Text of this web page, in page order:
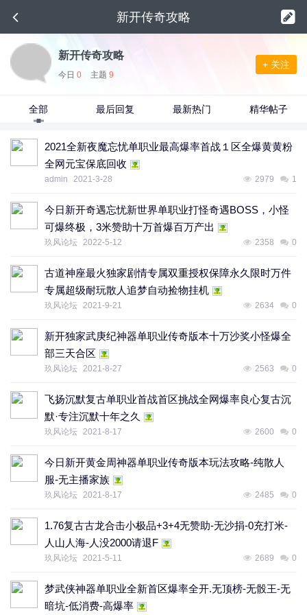
新开传奇攻略
新开传奇攻略
今日 0 主题 9
+ 关注
全部 最后回复 最新热门 精华帖子
2021全新夜魔忘忧单职业最高爆率首战１区全爆黄黄粉
全网元宝保底回收
admin 2021-3-28 2979 1
今日新开奇遇忘忧新世界单职业打怪奇遇BOSS，小怪
可爆终极，3米赞助十万首爆百万产出
玖风论坛 2022-5-12 2358 0
古道神座最火独家剧情专属双重授权保障永久限时万件
专属超级耐玩散人追梦自动捡物挂机
玖风论坛 2021-9-21 2634 0
新开独家武庚纪神器单职业传奇版本十万沙奖小怪爆全
部三天合区
玖风论坛 2021-8-27 2563 0
飞扬沉默复古单职业首战首区挑战全网爆率良心复古沉
默·专注沉默十年之久
玖风论坛 2021-8-17 2600 0
今日新开黄金周神器单职业传奇版本玩法攻略-纯散人
服-无主播家族
玖风论坛 2021-8-17 2485 0
1.76复古古龙合击小极品+3+4无赞助-无沙捐-0充打米-
人山人海-人没2000请退F
玖风论坛 2021-5-11 2689 0
梦武侠神器单职业全新首区爆率全开.无顶榜-无骰王-无
暗坑-低消费-高爆率